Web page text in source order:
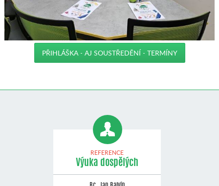
PŘIHLÁŠKA - AJ SOUSTŘEDĚNÍ - TERMÍNY
REFERENCE
Výuka dospělých